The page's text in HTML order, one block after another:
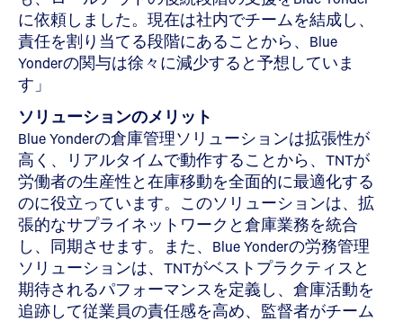
に依頼しました。現在は社内でチームを結成し、
責任を割り当てる段階にあることから、Blue
Yonderの関与は徐々に減少すると予想していま
す」
ソリューションのメリット
Blue Yonderの倉庫管理ソリューションは拡張性が
高く、リアルタイムで動作することから、TNTが
労働者の生産性と在庫移動を全面的に最適化する
のに役立っています。このソリューションは、拡
張的なサプライネットワークと倉庫業務を統合
し、同期させます。また、Blue Yonderの労務管理
ソリューションは、TNTがベストプラクティスと
期待されるパフォーマンスを定義し、倉庫活動を
追跡して従業員の責任感を高め、監督者がチーム